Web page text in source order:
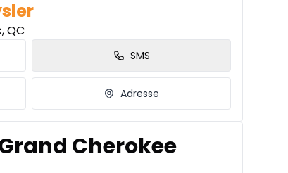
QC
SMS
Adresse
Cherokee